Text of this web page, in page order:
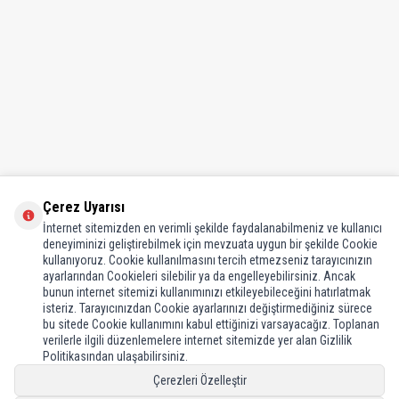
Bilgiler
Müşteri Hizmetleri
Bayi İşlemleri
Çerez Uyarısı
İnternet sitemizden en verimli şekilde faydalanabilmeniz ve kullanıcı
deneyiminizi geliştirebilmek için mevzuata uygun bir şekilde Cookie
kullanıyoruz. Cookie kullanılmasını tercih etmezseniz tarayıcınızın
ayarlarından Cookieleri silebilir ya da engelleyebilirsiniz. Ancak
bunun internet sitemizi kullanımınızı etkileyebileceğini hatırlatmak
isteriz. Tarayıcınızdan Cookie ayarlarınızı değiştirmediğiniz sürece
bu sitede Cookie kullanımını kabul ettiğinizi varsayacağız. Toplanan
verilerle ilgili düzenlemelere internet sitemizde yer alan Gizlilik
Politikasından ulaşabilirsiniz.
Çerezleri Özelleştir